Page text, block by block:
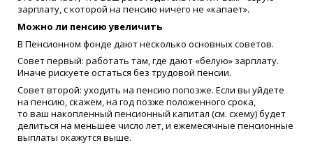
зарплату, с которой на пенсию ничего не «капает».
Можно ли пенсию увеличить
В Пенсионном фонде дают несколько основных советов.
Совет первый: работать там, где дают «белую» зарплату.
Иначе рискуете остаться без трудовой пенсии.
Совет второй: уходить на пенсию попозже. Если вы уйдете
на пенсию, скажем, на год позже положенного срока,
то ваш накопленный пенсионный капитал (см. схему) будет
делиться на меньшее число лет, и ежемесячные пенсионные
выплаты окажутся выше.